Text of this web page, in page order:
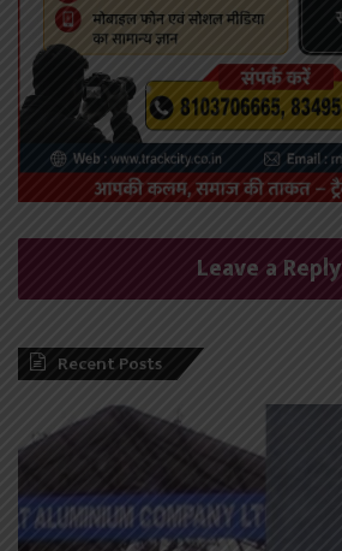
Leave a Reply
Recent Posts